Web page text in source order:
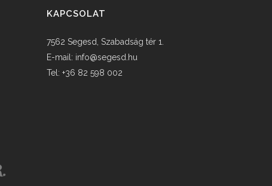
KAPCSOLAT
7562 Segesd, Szabadság tér 1.
E-mail: info@segesd.hu
Tel: +36 82 598 002